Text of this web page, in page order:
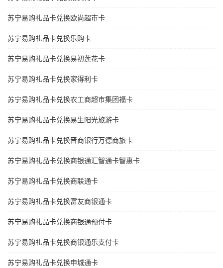
苏宁易购礼品卡兑换欧尚超市卡
苏宁易购礼品卡兑换乐购卡
苏宁易购礼品卡兑换易初莲花卡
苏宁易购礼品卡兑换家得利卡
苏宁易购礼品卡兑换农工商超市集团福卡
苏宁易购礼品卡兑换易生阳光旅游卡
苏宁易购礼品卡兑换晋商银行万德商旅卡
苏宁易购礼品卡兑换商银通汇智通卡智惠卡
苏宁易购礼品卡兑换商联通卡
苏宁易购礼品卡兑换富友商银通卡
苏宁易购礼品卡兑换商银通预付卡
苏宁易购礼品卡兑换商银通乐支付卡
苏宁易购礼品卡兑换申城通卡